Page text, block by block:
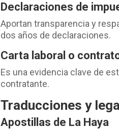
Declaraciones de
Aportan transparencia y
dos años de declaraciones.
Carta laboral o
Es una evidencia clave de
contratante.
Traducciones y
Apostillas de La Haya